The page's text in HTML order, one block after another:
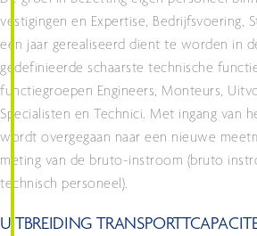
vestigingen en Expertise, Bedrijfsvoering,
een jaar gerealiseerd dient te worden in
gedefinieerde schaarste technische
functiegroepen Engineers, Monteurs,
Specialisten en Technici. Met ingang van
wordt overgegaan naar een nieuwe
meting van de bruto-instroom (bruto
technisch personeel).
UITBREIDING